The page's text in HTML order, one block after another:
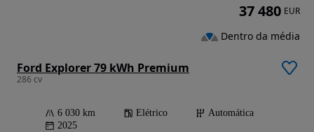
Ford Explorer 79 kWh Premium
286 cv
6 030 km Elétrico
Automática
2025
37 480 EUR
Dentro da média